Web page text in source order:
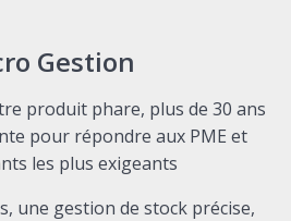
Gestion
produit phare, plus de 30 ans
pour répondre aux PME et
les plus exigeants
une gestion de stock précise,